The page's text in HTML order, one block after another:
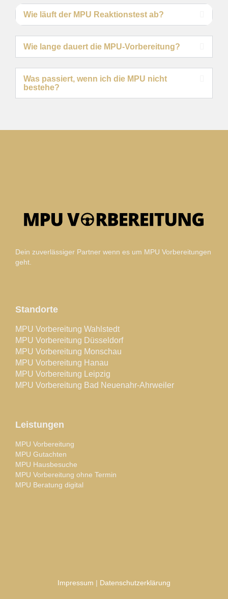
Wie läuft der MPU Reaktionstest ab?
Wie lange dauert die MPU-Vorbereitung?
Was passiert, wenn ich die MPU nicht
bestehe?
Dein zuverlässiger Partner wenn es um MPU Vorbereitungen
geht.
Standorte
MPU Vorbereitung Wahlstedt
MPU Vorbereitung Düsseldorf
MPU Vorbereitung Monschau
MPU Vorbereitung Hanau
MPU Vorbereitung Leipzig
MPU Vorbereitung Bad Neuenahr-Ahrweiler
Leistungen
MPU Vorbereitung
MPU Gutachten
MPU Hausbesuche
MPU Vorbereitung ohne Termin
MPU Beratung digital
Impressum Datenschutzerklärung